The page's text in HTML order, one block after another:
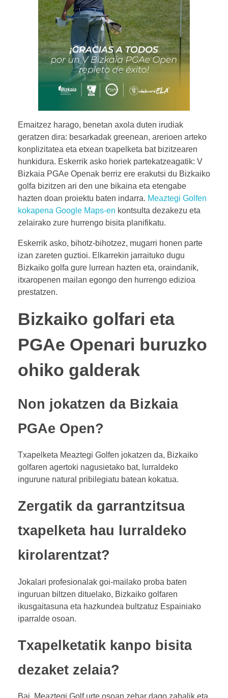
Emaitzez harago, benetan axola duten irudiak
geratzen dira: besarkadak greenean, arerioen arteko
konplizitatea eta etxean txapelketa bat bizitzearen
hunkidura. Eskerrik asko horiek partekatzeagatik: V
Bizkaia PGAe Openak berriz ere erakutsi du Bizkaiko
golfa bizitzen ari den une bikaina eta etengabe
hazten doan proiektu baten indarra. Meaztegi Golfen
kokapena Google Maps-en kontsulta dezakezu eta
zelairako zure hurrengo bisita planifikatu.
Eskerrik asko, bihotz-bihotzez, mugarri honen parte
izan zareten guztioi. Elkarrekin jarraituko dugu
Bizkaiko golfa gure lurrean hazten eta, oraindanik,
itxaropenen mailan egongo den hurrengo edizioa
prestatzen.
Bizkaiko golfari eta
PGAe Openari buruzko
ohiko galderak
Non jokatzen da Bizkaia
PGAe Open?
Txapelketa Meaztegi Golfen jokatzen da, Bizkaiko
golfaren agertoki nagusietako bat, lurraldeko
ingurune natural pribilegiatu batean kokatua.
Zergatik da garrantzitsua
txapelketa hau lurraldeko
kirolarentzat?
Jokalari profesionalak goi-mailako proba baten
inguruan biltzen dituelako, Bizkaiko golfaren
ikusgaitasuna eta hazkundea bultzatuz Espainiako
iparralde osoan.
Txapelketatik kanpo bisita
dezaket zelaia?
Bai. Meaztegi Golf urte osoan zehar dago zabalik eta